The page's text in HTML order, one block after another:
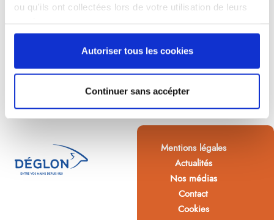
ou qu'ils ont collectées lors de votre utilisation de leurs
Autoriser tous les cookies
Continuer sans accépter
Mentions légales
Actualités
Nos médias
Contact
Cookies